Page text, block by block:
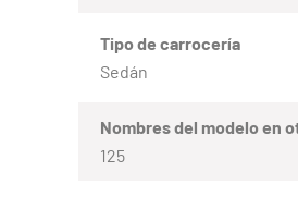
Tipo de carrocería
Sedán
Nombres del modelo en
125